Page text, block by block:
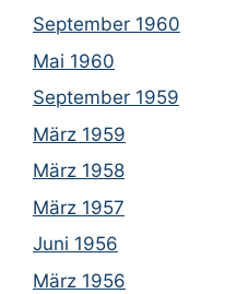
September 1960
Mai 1960
September 1959
März 1959
März 1958
März 1957
Juni 1956
März 1956